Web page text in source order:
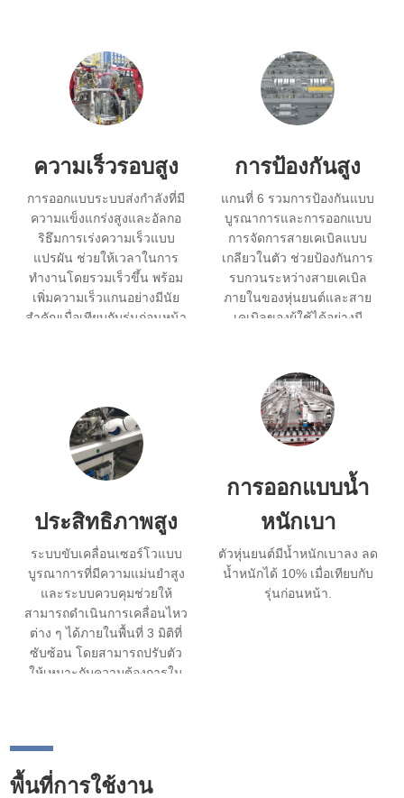
ความเร็วรอบสูง
การออกแบบระบบส่งกำลังที่มี
ความแข็งแกร่งสูงและอัลกอ
ริธึมการเร่งความเร็วแบบ
แปรผัน ช่วยให้เวลาในการ
ทำงานโดยรวมเร็วขึ้น พร้อม
เพิ่มความเร็วแกนอย่างมีนัย
สำคัญเมื่อเทียบกับรุ่นก่อนหน้า
การป้องกันสูง
แกนที่ 6 รวมการป้องกันแบบ
บูรณาการและการออกแบบ
การจัดการสายเคเบิลแบบ
เกลียวในตัว ช่วยป้องกันการ
รบกวนระหว่างสายเคเบิล
ภายในของหุ่นยนต์และสาย
เคเบิลของผู้ใช้ได้อย่างมี
ความต้องการของสภาพ
แวดล้อมที่ท้าทายมากขึ้น.
ประสิทธิภาพสูง
ระบบขับเคลื่อนเซอร์โวแบบ
บูรณาการที่มีความแม่นยำสูง
และระบบควบคุมช่วยให้
สามารถดำเนินการเคลื่อนไหว
ต่าง ๆ ได้ภายในพื้นที่ 3 มิติที่
ซับซ้อน โดยสามารถปรับตัว
ให้เหมาะกับความต้องการใน
การออกแบบน้ำ
หนักเบา
ตัวหุ่นยนต์มีน้ำหนักเบาลง ลด
น้ำหนักได้ 10% เมื่อเทียบกับ
รุ่นก่อนหน้า.
พื้นที่การใช้งาน